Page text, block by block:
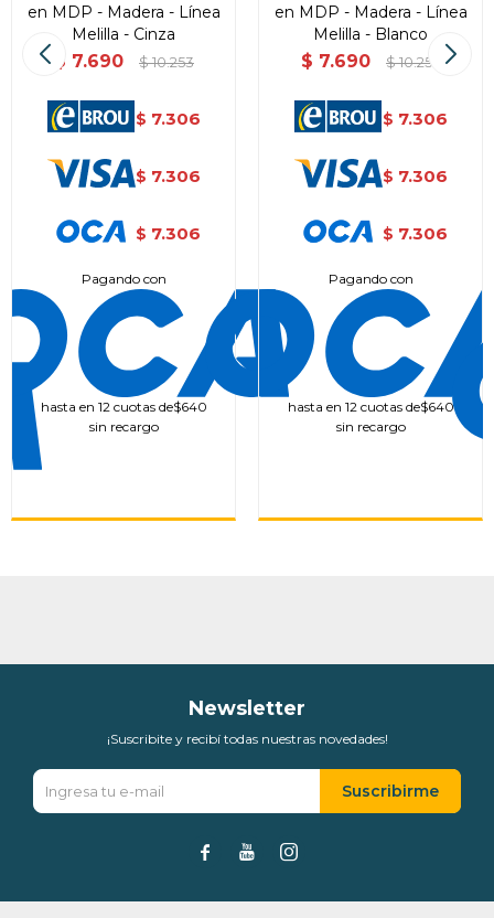
en MDP - Madera - Línea
Melilla - Cinza
$ 7.690 $ 10.253
$ 7.306
$ 7.306
$ 7.306
Pagando con
hasta en 12 cuotas de$640
sin recargo
en MDP - Madera - Línea
Melilla - Blanco
$ 7.690 $ 10.253
$ 7.306
$ 7.306
$ 7.306
Pagando con
hasta en 12 cuotas de$640
sin recargo
Newsletter
¡Suscribite y recibí todas nuestras novedades!
Suscribirme
  